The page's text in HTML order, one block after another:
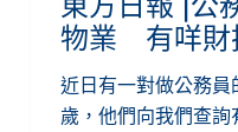
物業 有咩財
近日有一對做公務
歲，他們向我們查詢